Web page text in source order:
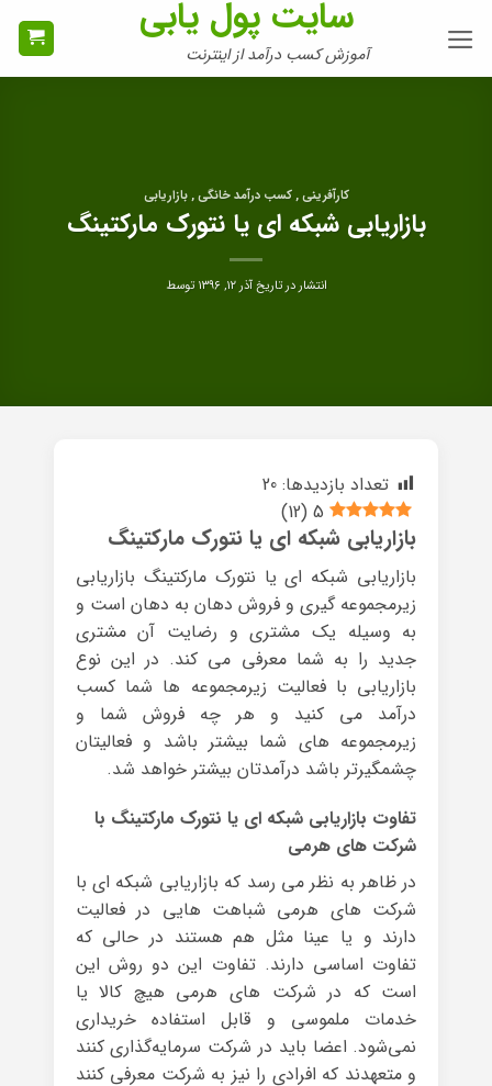
سایت پول یابی
آموزش کسب درآمد از اینترنت
کارآفرینی , کسب درآمد خانگی , بازاریابی
بازاریابی شبکه ای یا نتورک مارکتینگ
انتشار در تاریخآذر ۱۲, ۱۳۹۶ توسط
تعداد بازدیدها: 20
5
(
12
)
بازاریابی شبکه ای یا نتورک مارکتینگ
بازاریابی شبکه ای یا نتورک مارکتینگ بازاریابی
زیرمجموعه گیری و فروش دهان به دهان است و
به وسیله یک مشتری و رضایت آن مشتری
جدید را به شما معرفی می کند. در این نوع
بازاریابی با فعالیت زیرمجموعه ها شما کسب
درآمد می کنید و هر چه فروش شما و
زیرمجموعه های شما بیشتر باشد و فعالیتان
چشمگیرتر باشد درآمدتان بیشتر خواهد شد.
تفاوت بازاریابی شبکه ای یا نتورک مارکتینگ با
شرکت های هرمی
در ظاهر به نظر می رسد که بازاریابی شبکه ای با
شرکت های هرمی شباهت هایی در فعالیت
دارند و یا عینا مثل هم هستند در حالی که
تفاوت اساسی دارند. تفاوت این دو روش این
است که در شرکت های هرمی هیچ کالا یا
خدمات ملموسی و قابل استفاده خریداری
نمی‌شود. اعضا باید در شرکت سرمایه‌گذاری کنند
و متعهدند که افرادی را نیز به شرکت معرفی کنند